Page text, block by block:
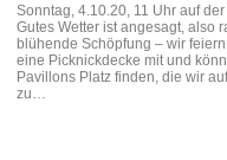
Sonntag, 4.10.20, 11 Uhr auf
Gutes Wetter ist angesagt, also
blühende Schöpfung – wir
eine Picknickdecke mit und
Pavillons Platz finden, die wir
zu…